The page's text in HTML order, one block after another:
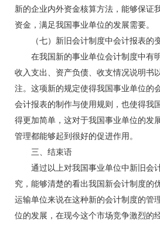
新的企业内外资金核算方法，能够保证
资金，满足我国事业单位的发展需要。
（七）新旧会计制度中会计报表的
在我国新的事业单位会计制度中有
收入支出、资产负债、收支情况说明书
注。这项新的规定使得我国事业单位的
会计报表的制作与使用规则，也使得我
得更加简单，这对于我国事业单位的发
管理都能够起到很好的促进作用。
三、结束语
通过以上对我国事业单位中新旧会
究，能够清楚的看出我国新会计制度的
运输单位来说在这种新的会计制度的管
位的发展，在现今这个市场竞争激烈的